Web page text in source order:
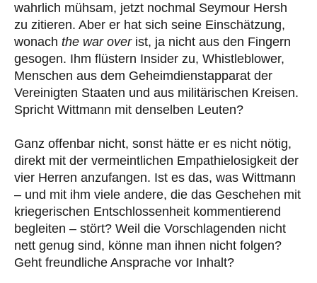
wahrlich mühsam, jetzt nochmal Seymour Hersh
zu zitieren. Aber er hat sich seine Einschätzung,
wonach the war overist, ja nicht aus den Fingern
gesogen. Ihm flüstern Insider zu, Whistleblower,
Menschen aus dem Geheimdienstapparat der
Vereinigten Staaten und aus militärischen Kreisen.
Spricht Wittmann mit denselben Leuten?
Ganz offenbar nicht, sonst hätte er es nicht nötig,
direkt mit der vermeintlichen Empathielosigkeit der
vier Herren anzufangen. Ist es das, was Wittmann
– und mit ihm viele andere, die das Geschehen mit
kriegerischen Entschlossenheit kommentierend
begleiten – stört? Weil die Vorschlagenden nicht
nett genug sind, könne man ihnen nicht folgen?
Geht freundliche Ansprache vor Inhalt?